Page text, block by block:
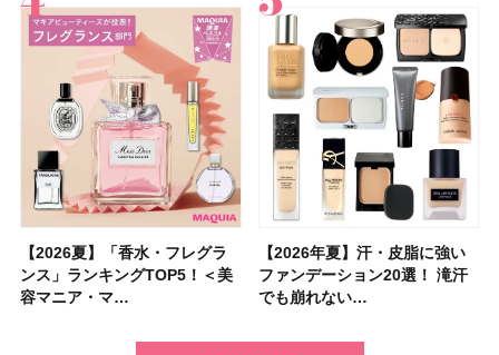
【2026夏】「香水・フレグラ
ンス」ランキングTOP5！＜美
容マニア・マ…
【2026年夏】汗・皮脂に強い
ファンデーション20選！ 滝汗
でも崩れない…
【クリスマスコフレ2026】ク
リニークのホリデーコフレを一
挙紹介！ 人気…
【コスメデコルテ】ブランド最
高峰ラインから新作エイジング
ケアクリーム「A…
【2026年夏】汗・皮脂に強い
ファンデーション20選！ 滝汗
でも崩れない…
【崩れないフェイスパウダーの
塗り方】ブラシ？パフ？ 肌質
別メイクHOW …
【2026夏】「リップケア」ラ
ンキングTOP5！＜美容マニア
集団・マキア…
【クリスマスコフレ2026】
BAUM（バウム）が誘う静寂の
香りの世界へ。…
【2026夏】「インナーケア・
サプリ」ランキングTOP5！＜
美容マニア集…
【おすすめダイエットサプリ８
選】食べすぎた日をサポート！
選び方＆糖質・脂…
【最新】髪のうねり・広がり・
くせ毛におすすめのシャンプー
17選
【2026年】最新トレンド「ボ
ブ」13種類を徹底解説！ 定番
＆人気の髪型…
【フォロー＆いいねで当たる】
中国割烹旅館 掬水亭の宿泊券
を1組2名様にプ…
【無印良品】スキンケア×衣料
素材の最強タッグで実現！ 着
るだけで保湿でき…
【全色レビュー】ケイト メロ
ウブラウンアイズ限定色追加！
イエベ・ブルベ別…
【スック2026新作】秋コレク
ションを全品スウォッチ&イエ
ベブルベ分け！